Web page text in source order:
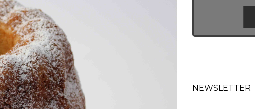
NEWSLETTER